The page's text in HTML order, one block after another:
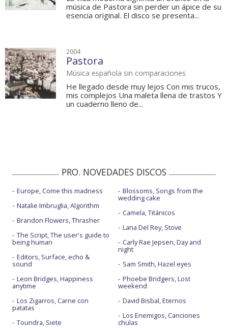
música de Pastora sin perder un ápice de su
esencia original. El disco se presenta...
2004
Pastora
Música española sin comparaciones
He llegado desde muy lejos Con mis trucos,
mis complejos Una maleta llena de trastos Y
un cuaderno lleno de...
PRO. NOVEDADES DISCOS
Europe, Come this madness
Natalie Imbruglia, Algorithm
Brandon Flowers, Thrasher
The Script, The user's guide to
being human
Editors, Surface, echo &
sound
Leon Bridges, Happiness
anytime
Los Zigarros, Carne con
patatas
Toundra, Siete
Blossoms, Songs from the
wedding cake
Camela, Titánicos
Lana Del Rey, Stove
Carly Rae Jepsen, Day and
night
Sam Smith, Hazel eyes
Phoebe Bridgers, Lost
weekend
David Bisbal, Eternos
Los Enemigos, Canciones
chulas